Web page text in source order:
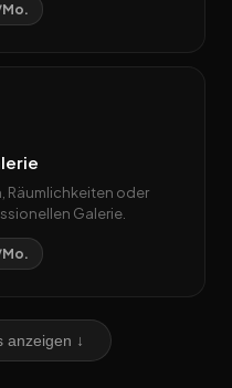
Räumlichkeiten oder
Galerie.
anzeigen ↓